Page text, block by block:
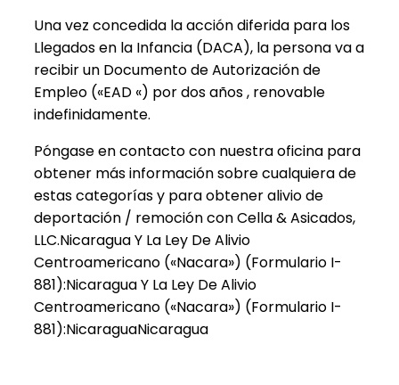
Una vez concedida la acción diferida para los
Llegados en la Infancia (DACA), la persona va a
recibir un Documento de Autorización de
Empleo («EAD «) por dos años , renovable
indefinidamente.
Póngase en contacto con nuestra oficina para
obtener más información sobre cualquiera de
estas categorías y para obtener alivio de
deportación / remoción con Cella & Asicados,
LLC.Nicaragua Y La Ley De Alivio
Centroamericano («Nacara») (Formulario I-
881):Nicaragua Y La Ley De Alivio
Centroamericano («Nacara») (Formulario I-
881):NicaraguaNicaragua